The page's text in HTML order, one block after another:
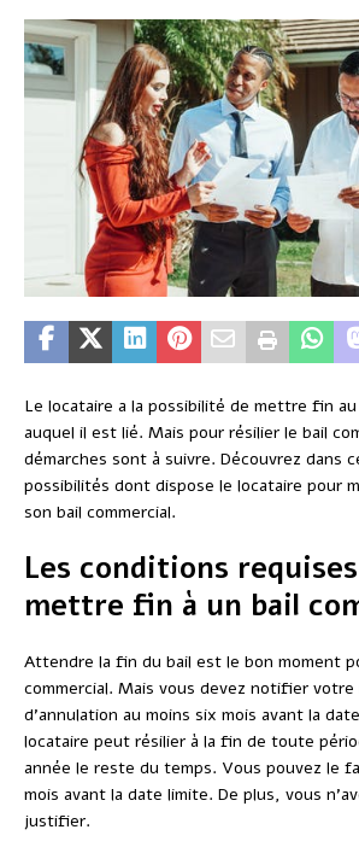
Le locataire a la possibilité de mettre fin au
auquel il est lié. Mais pour résilier le bail
démarches sont à suivre. Découvrez dans
possibilités dont dispose le locataire pour
son bail commercial.
Les conditions
mettre fin à un bail
Attendre la fin du bail est le bon moment
commercial. Mais vous devez notifier
d’annulation au moins six mois avant la
locataire peut résilier à la fin de toute
année le reste du temps. Vous pouvez le
mois avant la date limite. De plus, vous
justifier.